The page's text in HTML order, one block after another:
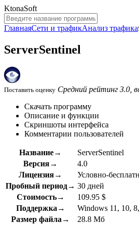
KtonaSoft
ГлавнаяСети и трафикАнализ трафика
ServerSentinel
Поставить оценку Средний рейтинг 3.0,
Скачать программу
Описание и функции
Скриншоты интерфейса
Комментарии пользователей
Название→
ServerSentinel
Версия→
4.0
Лицензия→
Условно-
Пробный период→ 30 дней
Стоимость→
109.95 $
Поддержка→
Windows 11, 10,
Размер файла→
28.8 Мб